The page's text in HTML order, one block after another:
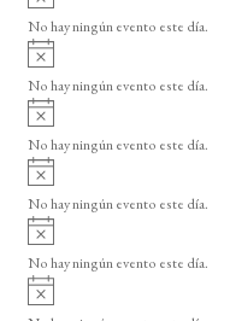
o
v
i
o
No hay ningún evento este día.
A
v
i
o
No hay ningún evento este día.
A
v
i
o
No hay ningún evento este día.
A
v
i
o
No hay ningún evento este día.
A
v
i
No hay ningún evento este día.
A
v